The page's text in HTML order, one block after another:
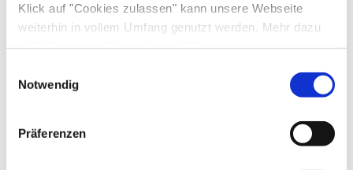
Klick auf "Cookies zulassen" kann unsere Webseite
weiterhin in vollem Umfang genutzt werden. Mehr dazu
steht in unserer Datenschutzerklärung.
gelistet.
Notwendig
Präferenzen
Nahverkehr in der Nähe
kostenloser Parkplatz
Behindertengerechte Parkplätze
Fahrradparkplätze
Geldautomat vor Ort
Grundstück umzäunt
Zahlungsoptionen vor Ort
Aktivitäten
Skifahren
Nachhaltigkeit